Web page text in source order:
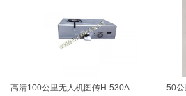
高清100公里无人机图传H-530A
50公